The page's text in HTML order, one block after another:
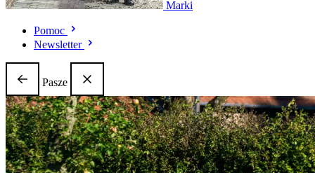
Marki
Pomoc
Newsletter
Pasze